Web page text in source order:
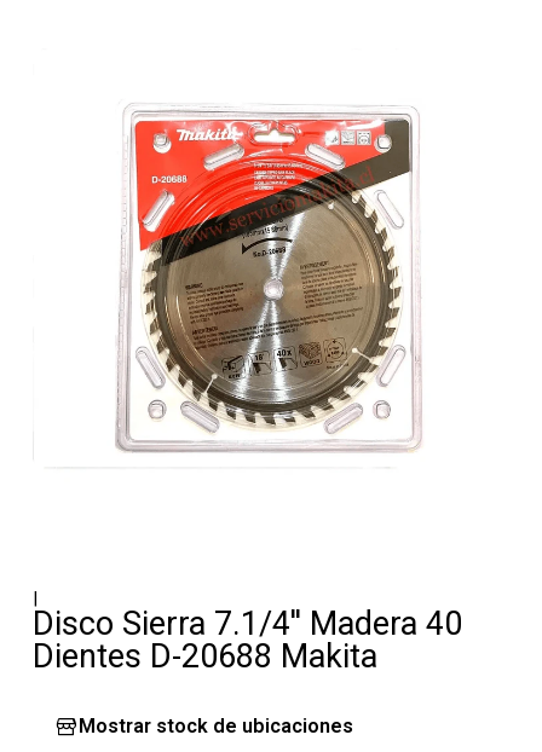
|
Disco Sierra 7.1/4'' Madera 40
Dientes D-20688 Makita
Mostrar stock de ubicaciones